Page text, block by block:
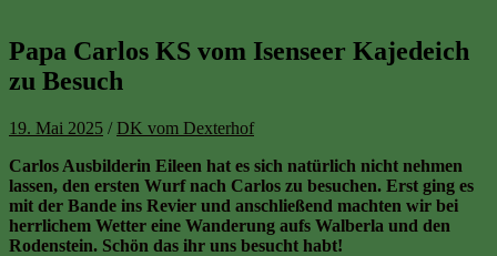
Papa Carlos KS vom Isenseer Kajedeich
zu Besuch
19. Mai 2025 /DK vom Dexterhof
Carlos Ausbilderin Eileen hat es sich natürlich nicht nehmen
lassen, den ersten Wurf nach Carlos zu besuchen. Erst ging es
mit der Bande ins Revier und anschließend machten wir bei
herrlichem Wetter eine Wanderung aufs Walberla und den
Rodenstein. Schön das ihr uns besucht habt!